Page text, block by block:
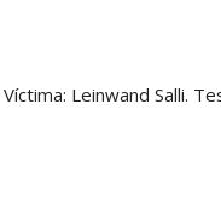
Víctima: Leinwand Salli.